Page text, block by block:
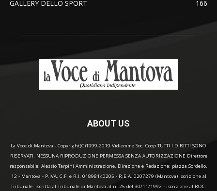
GALLERY DELLO SPORT
166
ABOUT US
La Voce di Mantova - Copyright(C)1999-2019 Vidiemme Soc. Coop TUTTI I DIRITTI SONO
RISERVATI. NESSUNA RIPRODUZIONE PERMESSA SENZA AUTORIZZAZIONE Direttore
responsabile: Alessio Tarpini Amministrazione, Direzione e Redazione: piazza Sordello,
12 - Mantova - P.IVA, C.F. e R.I. 01898140205 - R.E.A. 0207279 (Mantova) iscrizione al
Tribunale: iscritta al Tribunale di Mantova al n. 25 del 30/11/1992 - iscrizione al ROC: